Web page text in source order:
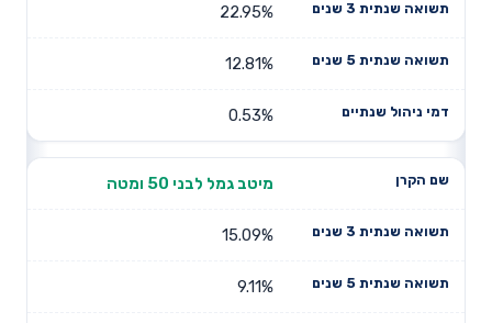
22.95%
12.81%
0.53%
מיטב גמל לבני 50 ומטה
15.09%
9.11%